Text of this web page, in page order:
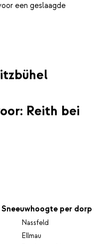
een geslaagde
Reith bei
Sneeuwhoogte per dorp
Nassfeld
Ellmau